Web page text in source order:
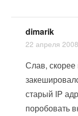
dimarik
22 апреля
Слав, скорее
старый IP
поробовать